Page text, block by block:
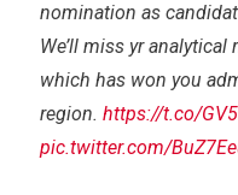
nomination as
We’ll miss yr
which has won you
region. https://t.co/
pic.twitter.com/